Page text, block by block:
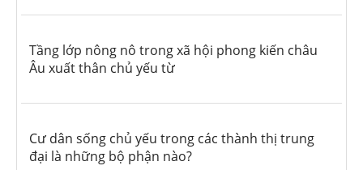
Tầng lớp nông nô trong xã hội phong kiến châu
Âu xuất thân chủ yếu từ
Cư dân sống chủ yếu trong các thành thị trung
đại là những bộ phận nào?